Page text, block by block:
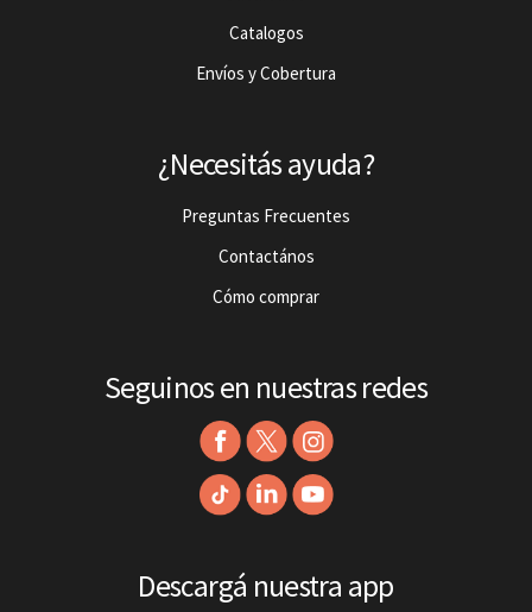
Catalogos
Envíos y Cobertura
¿Necesitás ayuda?
Preguntas Frecuentes
Contactános
Cómo comprar
Seguinos en nuestras redes
Descargá nuestra app